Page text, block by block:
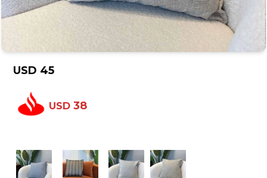
USD 45
USD 38